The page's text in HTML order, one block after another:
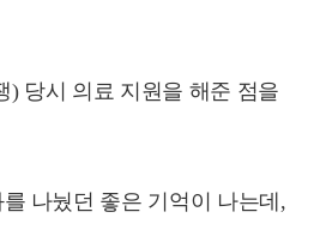
) 당시 의료 지원을 해준 점을
나눴던 좋은 기억이 나는데,